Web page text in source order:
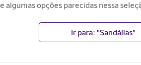
algumas opções parecidas nessa
Ir para: "Sandálias"